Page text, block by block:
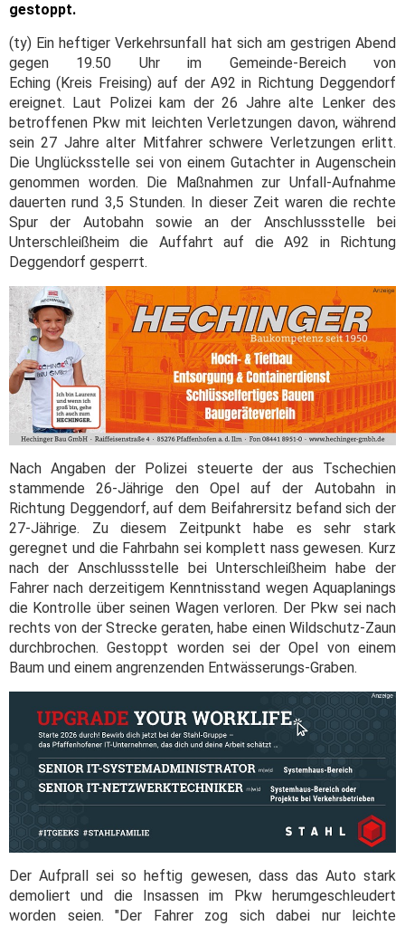
gestoppt.
(ty) Ein heftiger Verkehrsunfall hat sich am gestrigen Abend
gegen 19.50 Uhr im Gemeinde-Bereich von
Eching (Kreis Freising) auf der A92 in Richtung Deggendorf
ereignet. Laut Polizei kam der 26 Jahre alte Lenker des
betroffenen Pkw mit leichten Verletzungen davon, während
sein 27 Jahre alter Mitfahrer schwere Verletzungen erlitt.
Die Unglücksstelle sei von einem Gutachter in Augenschein
genommen worden. Die Maßnahmen zur Unfall-Aufnahme
dauerten rund 3,5 Stunden. In dieser Zeit waren die rechte
Spur der Autobahn sowie an der Anschlussstelle bei
Unterschleißheim die Auffahrt auf die A92 in Richtung
Deggendorf gesperrt.
Nach Angaben der Polizei steuerte der aus Tschechien
stammende 26-Jährige den Opel auf der Autobahn in
Richtung Deggendorf, auf dem Beifahrersitz befand sich der
27-Jährige. Zu diesem Zeitpunkt habe es sehr stark
geregnet und die Fahrbahn sei komplett nass gewesen. Kurz
nach der Anschlussstelle bei Unterschleißheim habe der
Fahrer nach derzeitigem Kenntnisstand wegen Aquaplanings
die Kontrolle über seinen Wagen verloren. Der Pkw sei nach
rechts von der Strecke geraten, habe einen Wildschutz-Zaun
durchbrochen. Gestoppt worden sei der Opel von einem
Baum und einem angrenzenden Entwässerungs-Graben.
Der Aufprall sei so heftig gewesen, dass das Auto stark
demoliert und die Insassen im Pkw herumgeschleudert
worden seien. "Der Fahrer zog sich dabei nur leichte